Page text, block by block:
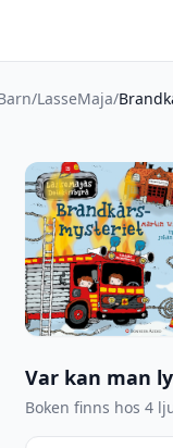
/LasseMaja/
Var kan man
Boken finns hos 4